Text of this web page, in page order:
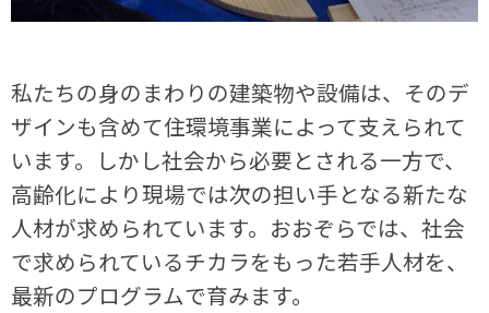
私たちの身のまわりの建築物や設備は、そのデ
ザインも含めて住環境事業によって支えられて
います。しかし社会から必要とされる一方で、
高齢化により現場では次の担い手となる新たな
人材が求められています。おおぞらでは、社会
で求められているチカラをもった若手人材を、
最新のプログラムで育みます。